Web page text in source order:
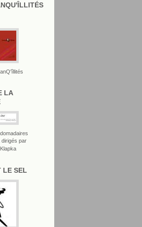
LA
par
LE SEL